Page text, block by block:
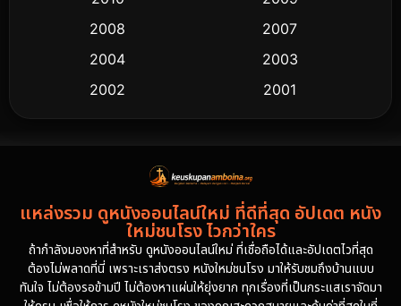
2008
2007
2004
2003
2002
2001
2000
1997
1986
1985
1981
1978
1974
แหล่งรวม ดูหนังออนไลน์ใหม่ ที่ดีที่สุด อัปเดต หนัง
ใหม่ชนโรง ไวกว่าใคร
ถ้ากำลังมองหาที่สำหรับ ดูหนังออนไลน์ใหม่ ที่เชื่อถือได้และอัปเดตไวที่สุด
ต้องไม่พลาดที่นี่ เพราะเราส่งตรง หนังใหม่ชนโรง มาให้รับชมถึงบ้านแบบ
ทันใจ ไม่ต้องรอข้ามปี ไม่ต้องหาแผ่นให้ยุ่งยาก ทุกเรื่องที่เป็นกระแสเราจัดมา